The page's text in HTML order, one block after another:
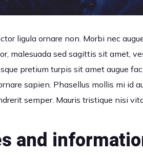
ligula ornare non. Morbi nec
malesuada sed sagittis sit amet,
pretium turpis sit amet augue
sapien. Phasellus mollis mi id
semper. Mauris tristique nisi
and